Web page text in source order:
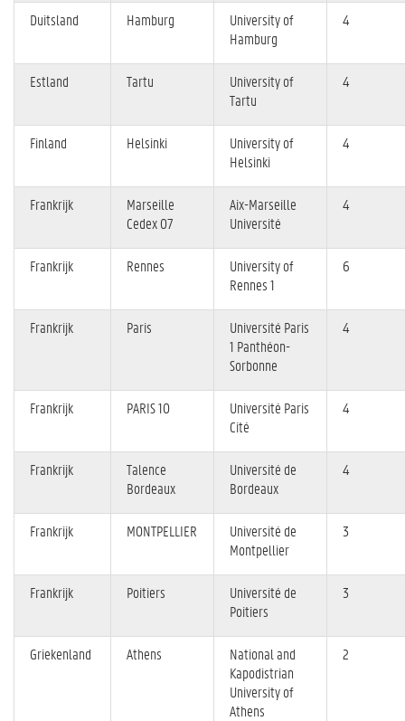
Duitsland Hamburg
University of
Hamburg
4
Estland Tartu
University of
Tartu
4
Finland Helsinki
University of
Helsinki
4
Frankrijk
Marseille
Cedex 07
Aix-Marseille
Université
4
Frankrijk Rennes
University of
Rennes 1
6
Frankrijk Paris
Université Paris
1 Panthéon-
Sorbonne
4
Frankrijk PARIS 10
Université Paris
Cité
4
Frankrijk
Talence
Bordeaux
Université de
Bordeaux
4
Frankrijk MONTPELLIER
Université de
Montpellier
3
Frankrijk Poitiers
Université de
Poitiers
3
Griekenland Athens
National and
Kapodistrian
University of
Athens
2